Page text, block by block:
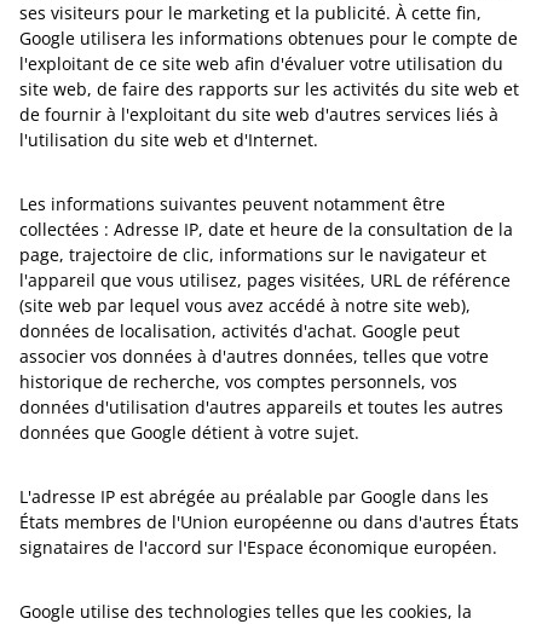
ses visiteurs pour le marketing et la publicité. À cette fin,
Google utilisera les informations obtenues pour le compte de
l'exploitant de ce site web afin d'évaluer votre utilisation du
site web, de faire des rapports sur les activités du site web et
de fournir à l'exploitant du site web d'autres services liés à
l'utilisation du site web et d'Internet.
Les informations suivantes peuvent notamment être
collectées : Adresse IP, date et heure de la consultation de la
page, trajectoire de clic, informations sur le navigateur et
l'appareil que vous utilisez, pages visitées, URL de référence
(site web par lequel vous avez accédé à notre site web),
données de localisation, activités d'achat. Google peut
associer vos données à d'autres données, telles que votre
historique de recherche, vos comptes personnels, vos
données d'utilisation d'autres appareils et toutes les autres
données que Google détient à votre sujet.
L'adresse IP est abrégée au préalable par Google dans les
États membres de l'Union européenne ou dans d'autres États
signataires de l'accord sur l'Espace économique européen.
Google utilise des technologies telles que les cookies, la